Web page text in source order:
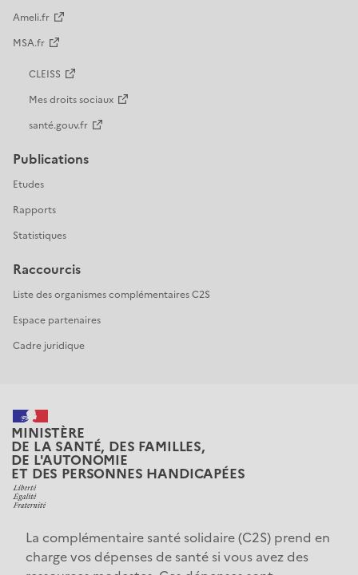
Ameli.fr
MSA.fr
CLEISS
Mes droits sociaux
santé.gouv.fr
Publications
Etudes
Rapports
Statistiques
Raccourcis
Liste des organismes complémentaires C2S
Espace partenaires
Cadre juridique
MINISTÈRE
DE LA SANTÉ, DES FAMILLES,
DE L'AUTONOMIE
ET DES PERSONNES HANDICAPÉES
La complémentaire santé solidaire (C2S) prend en
charge vos dépenses de santé si vous avez des